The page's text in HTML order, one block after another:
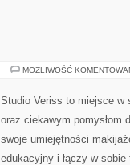
MOŻLIWOŚĆ
Studio Veriss to miejsce w
oraz ciekawym pomysłom
swoje umiejętności
edukacyjny i łączy w